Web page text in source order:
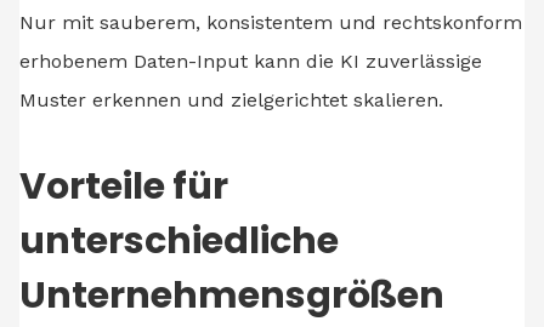
Nur mit sauberem, konsistentem und rechtskonform
erhobenem Daten-Input kann die KI zuverlässige
Muster erkennen und zielgerichtet skalieren.
Vorteile für
unterschiedliche
Unternehmensgrößen